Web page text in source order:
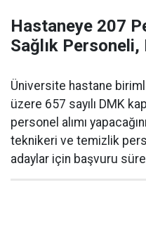
Hastaneye 207
Sağlık
Üniversite hastane
üzere 657 sayılı DMK
personel alımı
teknikeri ve temizlik
adaylar için başvuru